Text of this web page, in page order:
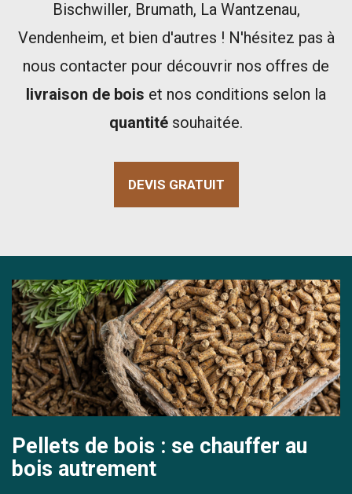
Bischwiller, Brumath, La Wantzenau,
Vendenheim, et bien d'autres ! N'hésitez pas à
nous contacter pour découvrir nos offres de
livraison de bois et nos conditions selon la
quantité souhaitée.
DEVIS GRATUIT
Pellets de bois : se chauffer au
bois autrement